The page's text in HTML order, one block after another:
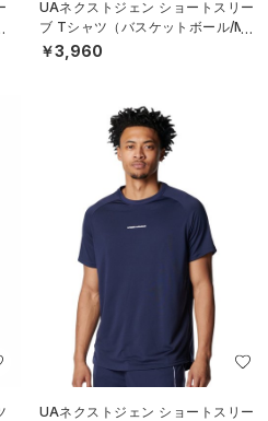
UAネクストジェン ショートスリー
ブ Tシャツ（バスケットボール/ME
N）
￥3,960
UAネクストジェン ショートスリー